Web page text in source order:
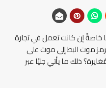
خاصةً إن كانت تعمل في تجارة
موت البط إلى موت على
ذلك ما يأتي جليًا عبر